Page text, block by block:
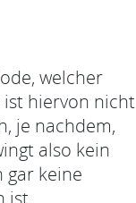
welcher
ist hiervon nicht
je nachdem,
also kein
gar keine
ist.